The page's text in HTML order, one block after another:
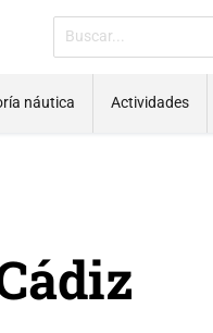
náutica Actividades